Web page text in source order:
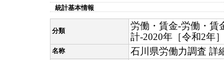
統計基本情報
分類
労働・賃金-労働・賃
計-2020年［令和2年
名称 石川県労働力調査 詳